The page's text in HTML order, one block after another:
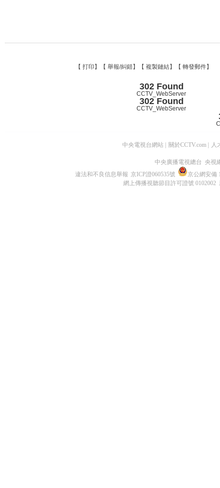
【 打印 】【 舉報/糾錯】【 複製鏈結】【 轉發郵件】
302 Found
CCTV_WebServer
302 Found
CCTV_WebServer
中央電視台網站 關於CCTV.com 人
中央廣播電視總台 央視
違法和不良信息舉報 京ICP證060535號
京公網安備
網上傳播視聽節目許可證號 0102002